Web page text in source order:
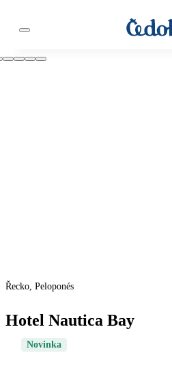
Řecko, Peloponés
Hotel Nautica Bay
Novinka